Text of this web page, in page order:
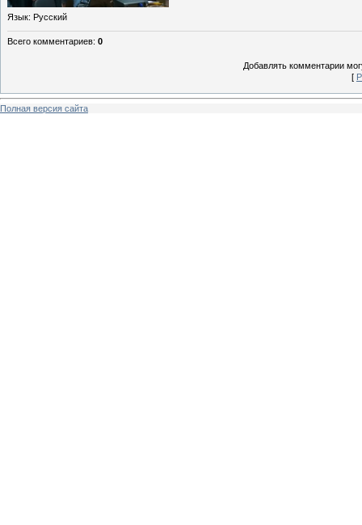
Язык: Русский
Всего комментариев: 0
Добавлять комментарии
[
Полная версия сайта